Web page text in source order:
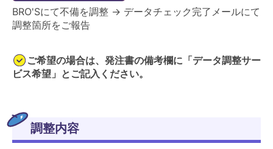
BRO'Sにて不備を調整 → データチェック完了メールにて
調整箇所をご報告
ご希望の場合は、発注書の備考欄に「データ調整サー
ビス希望」とご記入ください。
調整内容